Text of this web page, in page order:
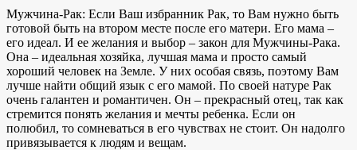
Мужчина-Рак: Если Ваш избранник Рак, то Вам нужно быть
готовой быть на втором месте после его матери. Его мама –
его идеал. И ее желания и выбор – закон для Мужчины-Рака.
Она – идеальная хозяйка, лучшая мама и просто самый
хороший человек на Земле. У них особая связь, поэтому Вам
лучше найти общий язык с его мамой. По своей натуре Рак
очень галантен и романтичен. Он – прекрасный отец, так как
стремится понять желания и мечты ребенка. Если он
полюбил, то сомневаться в его чувствах не стоит. Он надолго
привязывается к людям и вещам.